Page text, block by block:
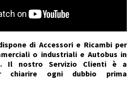
di Accessori e Ricambi per
o industriali e Autobus in
Il nostro Servizio Clienti è a
chiarire ogni dubbio prima